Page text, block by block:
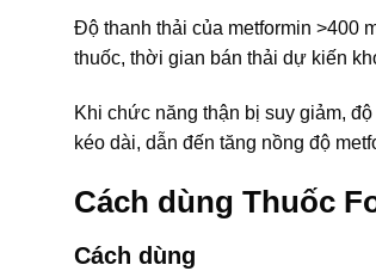
Độ thanh thải của metformin >400
thuốc, thời gian bán thải dự kiến
Khi chức năng thận bị suy giảm,
kéo dài, dẫn đến tăng nồng độ
Cách dùng Thuốc
Cách dùng